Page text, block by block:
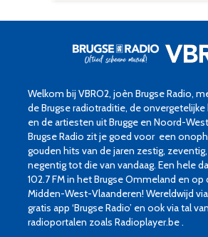
Welkom bij VBRO2, joèn Brugse Radio,
de Brugse radiotraditie, de
en de artiesten uit Brugge en Noord-
Brugse Radio zit je goed voor een
gouden hits van de jaren zestig,
negentig tot die van vandaag. Een hele
102.7 FM in het Brugse Ommeland en
Midden-West-Vlaanderen! Wereldwijd
gratis app ‘Brugse Radio’ en ook via tal
radioportalen zoals Radioplayer.be .